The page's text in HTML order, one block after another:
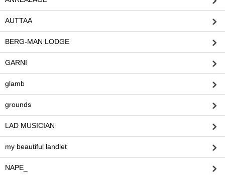
AUTTAA
BERG-MAN LODGE
GARNI
glamb
grounds
LAD MUSICIAN
my beautiful landlet
NAPE_